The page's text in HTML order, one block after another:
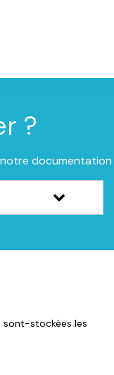
?
documentation
sont-stockées les